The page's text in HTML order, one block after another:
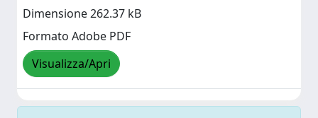
Dimensione 262.37 kB
Formato Adobe PDF
Visualizza/Apri